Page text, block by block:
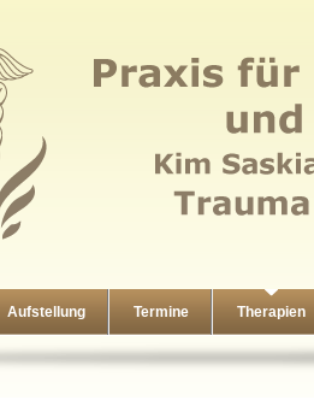
Aufstellung Termine Therapien